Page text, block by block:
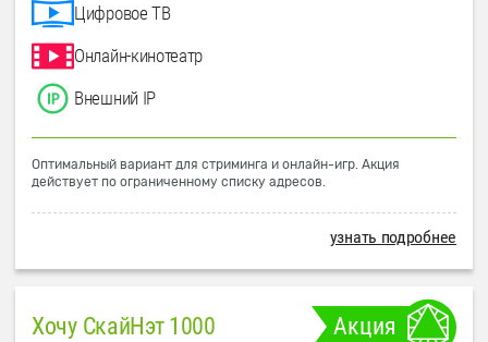
Цифровое ТВ
Онлайн-кинотеатр
Внешний IP
Оптимальный вариант для стриминга и онлайн-игр. Акция
действует по ограниченному списку адресов.
узнать подробнее
Хочу СкайНэт 1000 Акция